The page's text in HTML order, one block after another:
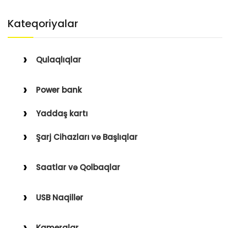
Kateqoriyalar
Qulaqlıqlar
Qulaqüstü
Power bank
Yaddaş kartı
Şarj Cihazları və Başlıqlar
Saatlar və Qolbaqlar
Saat Qolbaqları
USB Naqillər